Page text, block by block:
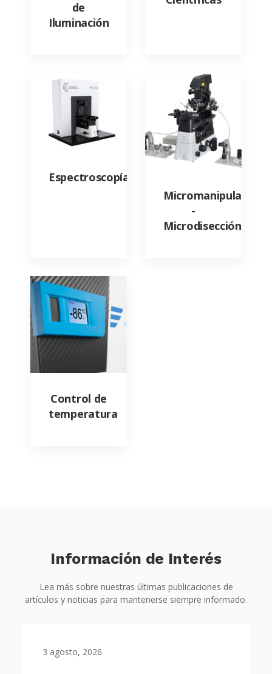
de
Iluminación
Espectroscopía
Micromanipulación
-
Microdisección
Control de
temperatura
Información de Interés
Lea más sobre nuestras últimas publicaciones de
artículos y noticias para mantenerse siempre informado.
3 agosto, 2026